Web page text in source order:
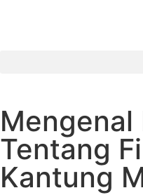
Mengenal
Tentang
Kantung